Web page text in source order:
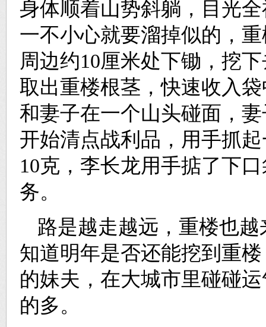
身体顺着山势斜躺，目光
一不小心就要溜掉似的，
周边约10厘米处下锄，挖
取出重楼根茎，快速收入
和妻子在一个山头碰面，
开始清点战利品，用手抓
10克，李长龙用手掂了下
务。
路是越走越远，重楼也
知道明年是否还能挖到重
的妹夫，在大城市里碰碰
的多。